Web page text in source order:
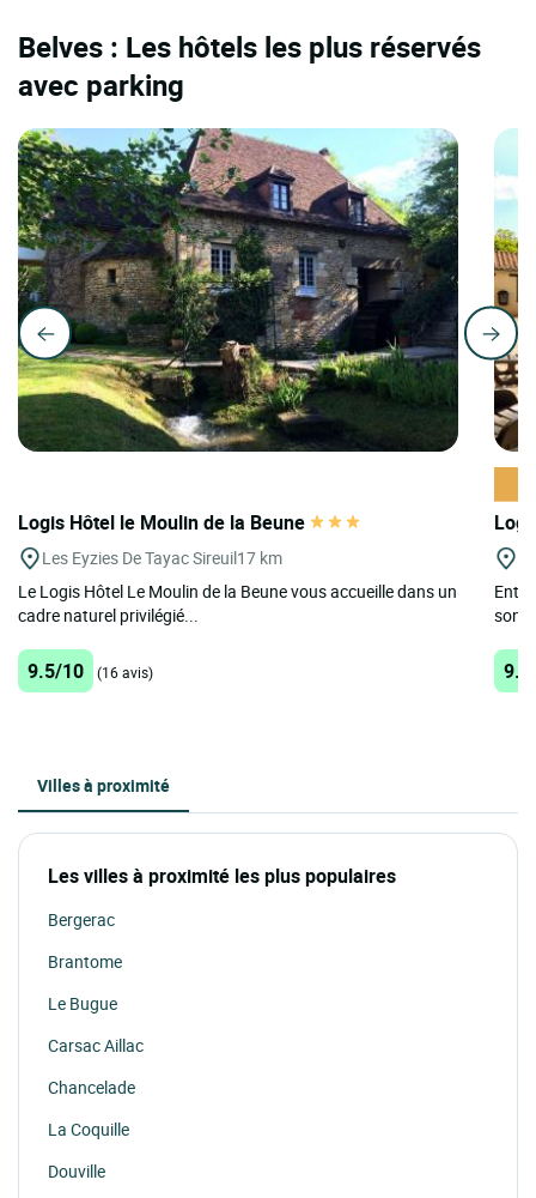
Belves : Les hôtels les plus réservés
avec parking
Logis Hôtel le Moulin de la Beune
Les Eyzies De Tayac Sireuil17 km
Le Logis Hôtel Le Moulin de la Beune vous accueille dans un
cadre naturel privilégié...
9.5/10 (16 avis)
sont
Villes à proximité
Les villes à proximité les plus populaires
Bergerac
Brantome
Le Bugue
Carsac Aillac
Chancelade
La Coquille
Douville